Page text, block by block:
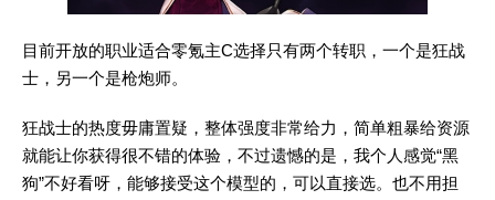
目前开放的职业适合零氪主C选择只有两个转职，一个是狂战
士，另一个是枪炮师。
狂战士的热度毋庸置疑，整体强度非常给力，简单粗暴给资源
就能让你获得很不错的体验，不过遗憾的是，我个人感觉“黑
狗”不好看呀，能够接受这个模型的，可以直接选。也不用担